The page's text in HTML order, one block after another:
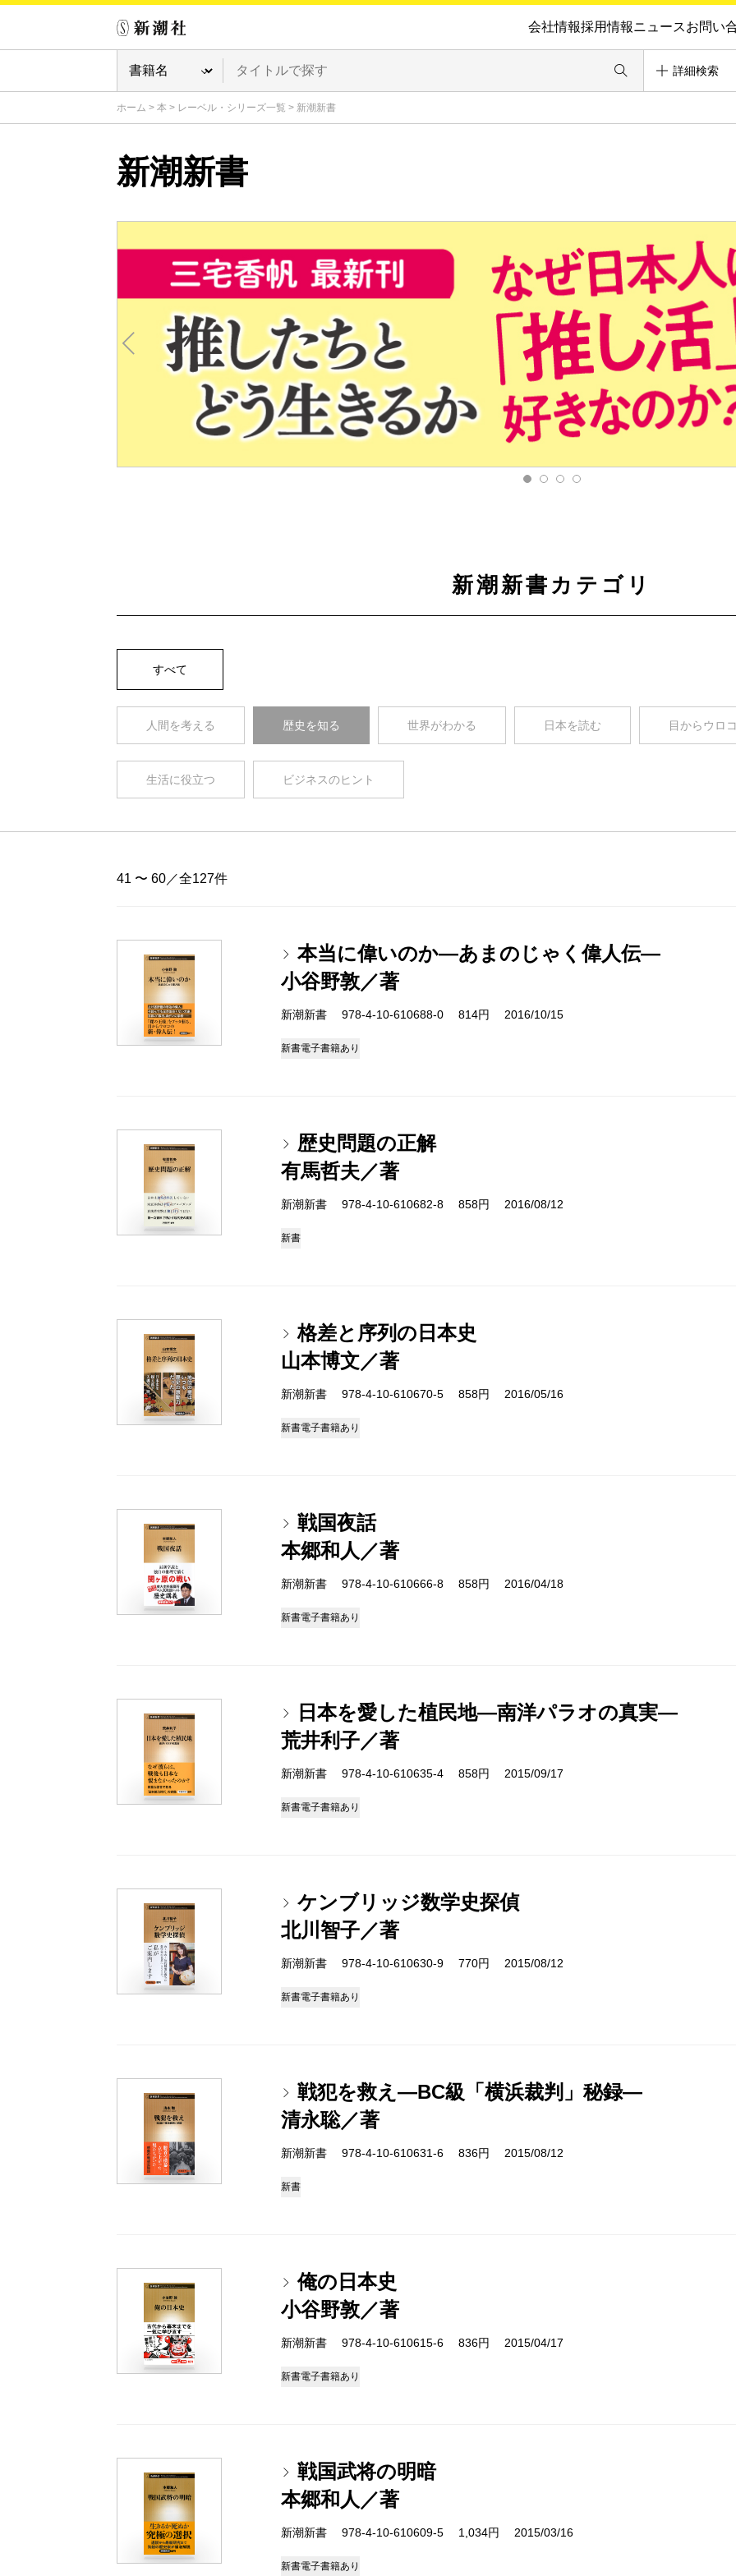
会社情報採用情報ニュースお問い
詳細検索
ホーム > 本 > レーベル・シリーズ一覧 > 新潮新書
新潮新書
新潮新書カテゴリ
すべて
人間を考える 歴史を知る 世界がわかる 日本を読む 目からウロコ
生活に役立つ ビジネスのヒント
41 〜 60／全127件
本当に偉いのか―あまのじゃく偉人伝―
小谷野敦／著
新潮新書 978-4-10-610688-0 814円 2016/10/15
新書電子書籍あり
歴史問題の正解
有馬哲夫／著
新潮新書 978-4-10-610682-8 858円 2016/08/12
新書
格差と序列の日本史
山本博文／著
新潮新書 978-4-10-610670-5 858円 2016/05/16
新書電子書籍あり
戦国夜話
本郷和人／著
新潮新書 978-4-10-610666-8 858円 2016/04/18
新書電子書籍あり
日本を愛した植民地―南洋パラオの真実―
荒井利子／著
新潮新書 978-4-10-610635-4 858円 2015/09/17
新書電子書籍あり
ケンブリッジ数学史探偵
北川智子／著
新潮新書 978-4-10-610630-9 770円 2015/08/12
新書電子書籍あり
戦犯を救え―BC級「横浜裁判」秘録―
清永聡／著
新潮新書 978-4-10-610631-6 836円 2015/08/12
新書
俺の日本史
小谷野敦／著
新潮新書 978-4-10-610615-6 836円 2015/04/17
新書電子書籍あり
戦国武将の明暗
本郷和人／著
新潮新書 978-4-10-610609-5 1,034円 2015/03/16
新書電子書籍あり